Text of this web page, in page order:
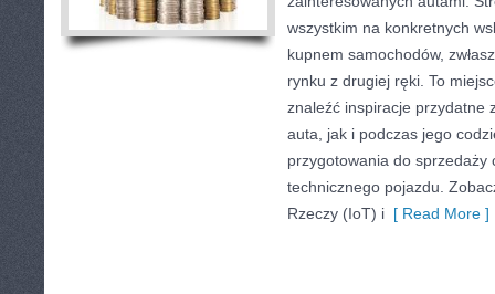
wszystkim na konkretnych
kupnem samochodów,
rynku z drugiej ręki. To
znaleźć inspiracje przydatne
auta, jak i podczas jego
przygotowania do sprzedaży
technicznego pojazdu.
Rzeczy (IoT) i [ Read More ]